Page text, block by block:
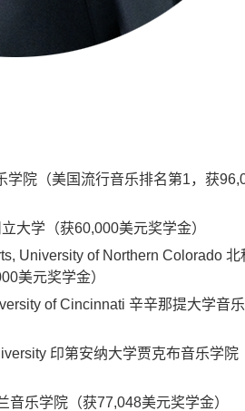
学院（美国流行音乐排名第1，获
大学（获60,000美元奖学金）
University of Northern Colorado 北
美元奖学金）
of Cincinnati 辛辛那提大学音
印第安纳大学贾克布音乐学院
音乐学院 （获77,048美元奖学金）